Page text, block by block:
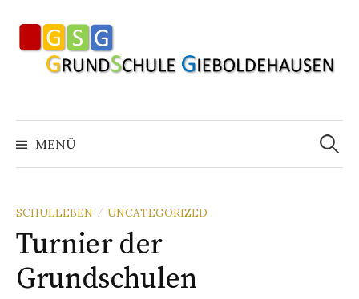
zum
Inhalt
MENÜ
Suchen
nach:
SCHULLEBEN / UNCATEGORIZED
Turnier der
Grundschulen